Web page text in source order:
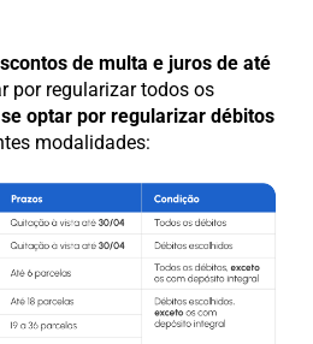
de multa e juros de até
por regularizar todos os
optar por regularizar débitos
modalidades: